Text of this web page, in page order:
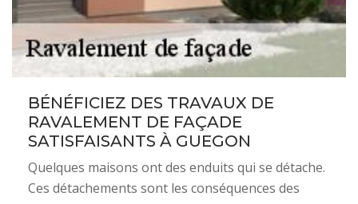
BÉNÉFICIEZ DES TRAVAUX DE
RAVALEMENT DE FAÇADE
SATISFAISANTS À GUEGON
Quelques maisons ont des enduits qui se détache.
Ces détachements sont les conséquences des